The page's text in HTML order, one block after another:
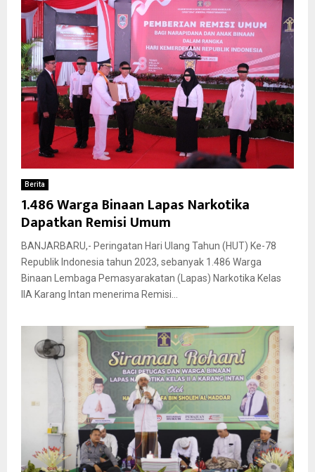
Berita
1.486 Warga Binaan Lapas Narkotika
Dapatkan Remisi Umum
BANJARBARU,- Peringatan Hari Ulang Tahun (HUT) Ke-78
Republik Indonesia tahun 2023, sebanyak 1.486 Warga
Binaan Lembaga Pemasyarakatan (Lapas) Narkotika Kelas
IIA Karang Intan menerima Remisi...